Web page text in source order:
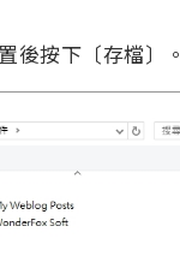
後按下〔存檔〕。